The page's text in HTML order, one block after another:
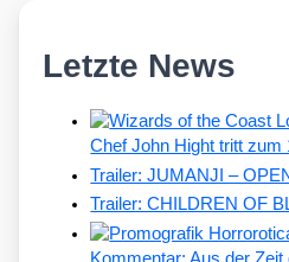
Letzte News
Chef John Hight tritt zum
Trailer: JUMANJI –
Trailer: CHILDREN OF
Kommentar: Aus der